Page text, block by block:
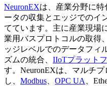
NeuronEXは、産業分野に
ータの収集とエッジでのイ
てています。主に産業現場
業用バスプロトコルの取得
ッジレベルでのデータフィ
ズムの統合、 IIoTプラット
す。NeuronEXは、マルチ
し、 Modbus OPC UA 、